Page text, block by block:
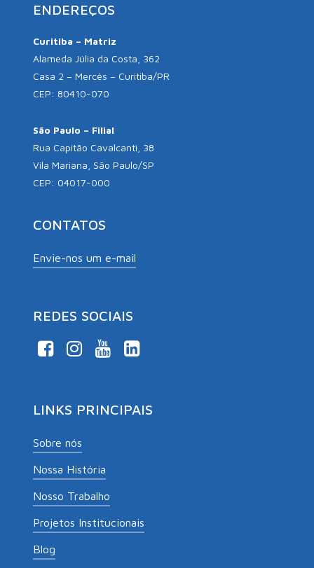
ENDEREÇOS
Curitiba – Matriz
Alameda Júlia da Costa, 362
Casa 2 – Mercês – Curitiba/PR
CEP: 80410-070
São Paulo – Filial
Rua Capitão Cavalcanti, 38
Vila Mariana, São Paulo/SP
CEP: 04017-000
CONTATOS
Envie-nos um e-mail
REDES SOCIAIS
LINKS PRINCIPAIS
Sobre nós
Nossa História
Nosso Trabalho
Projetos Institucionais
Blog